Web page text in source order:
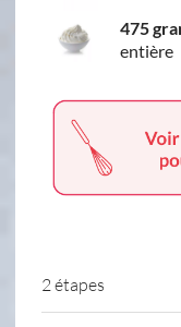
475
entière
2 étapes